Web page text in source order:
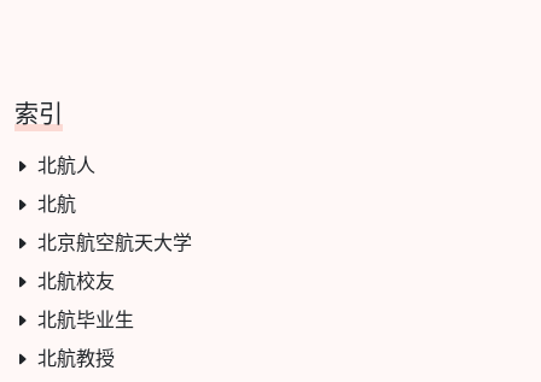
索引
北航人
北航
北京航空航天大学
北航校友
北航毕业生
北航教授